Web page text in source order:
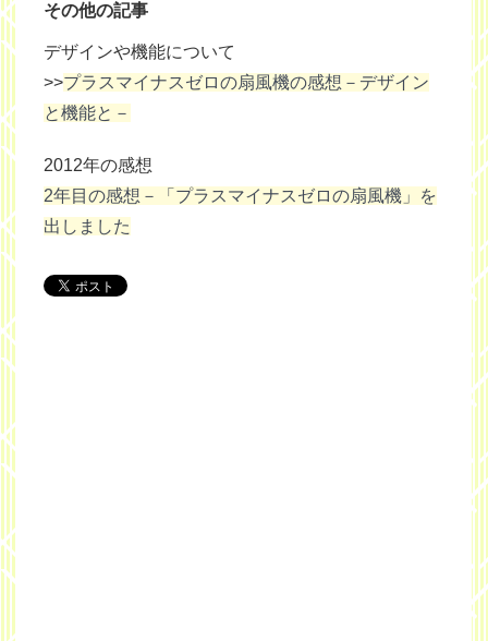
その他の記事
デザインや機能について
>>プラスマイナスゼロの扇風機の感想－デザイン
と機能と－
2012年の感想
2年目の感想－「プラスマイナスゼロの扇風機」を
出しました